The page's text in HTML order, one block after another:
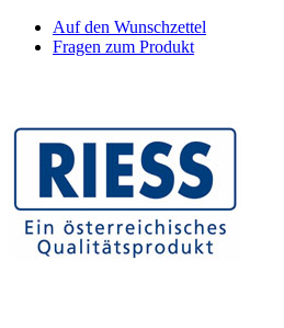
Auf den Wunschzettel
Fragen zum Produkt